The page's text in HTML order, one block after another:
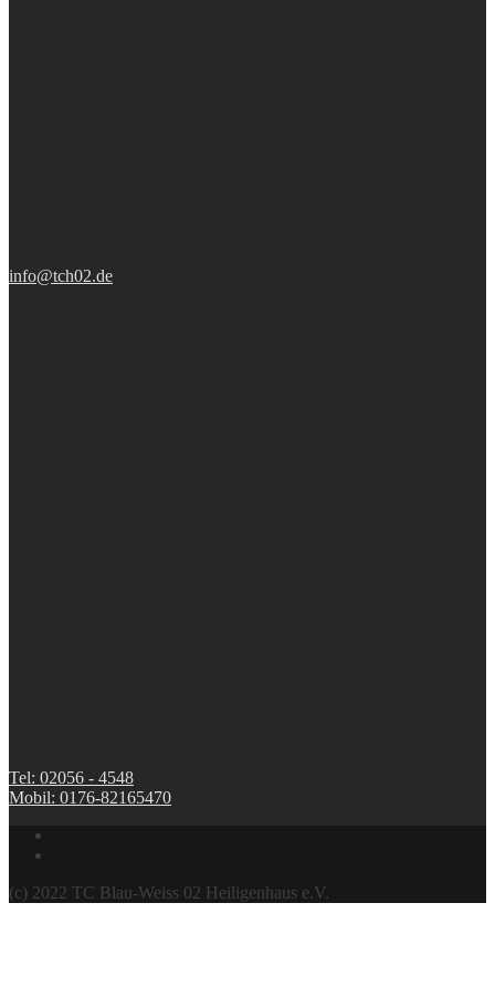
info@tch02.de
Tel: 02056 - 4548
Mobil: 0176-82165470
(c) 2022 TC Blau-Weiss 02 Heiligenhaus e.V.